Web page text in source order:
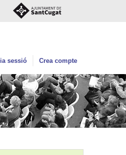
sessió Crea compte